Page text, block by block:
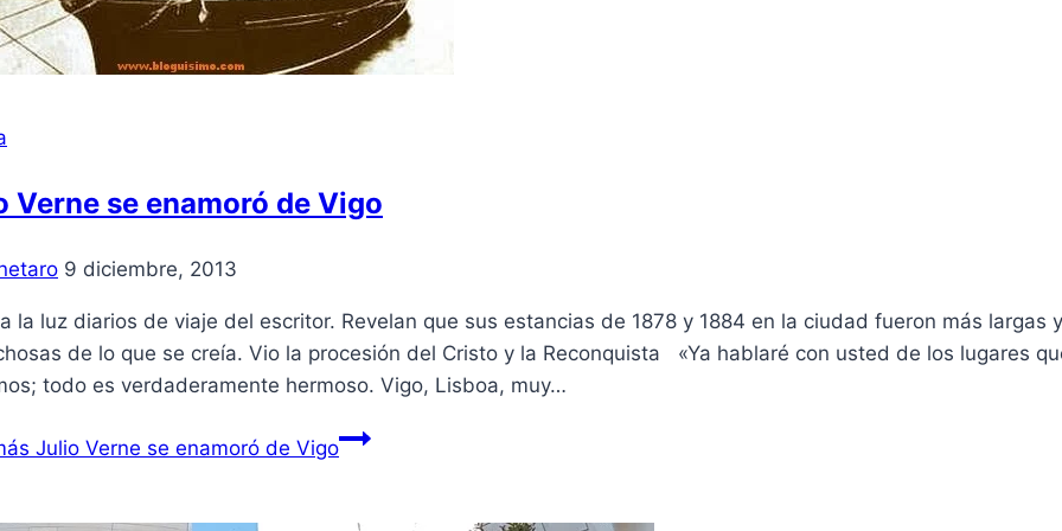
Verne se enamoró de Vigo
9 diciembre, 2013
la luz diarios de viaje del escritor. Revelan que sus estancias de 1878 y 1884 en la ciudad fueron más largas y
de lo que se creía. Vio la procesión del Cristo y la Reconquista «Ya hablaré con usted de los lugares
todo es verdaderamente hermoso. Vigo, Lisboa, muy…
Julio Verne se enamoró de Vigo